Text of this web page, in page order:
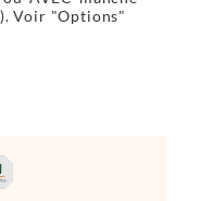
Voir "Options"